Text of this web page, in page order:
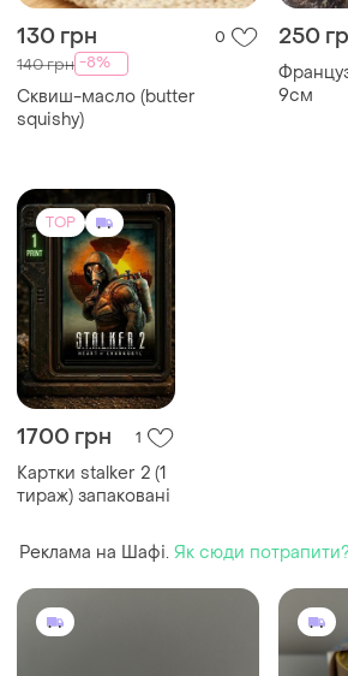
130 грн 0
140 грн -8%
Сквиш-масло (butter
squishy)
250
9см
TOP
1700 грн 1
Картки stalker 2 (1
тираж) запаковані
Реклама на Шафі. Як сюди